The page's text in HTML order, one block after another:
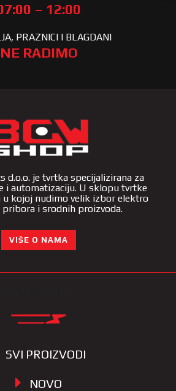
– 12:00
PRAZNICI I BLAGDANI
NE RADIMO
d.o.o. je tvrtka specijalizirana za
i automatizaciju. U sklopu tvrtke
u kojoj nudimo velik izbor elektro
pribora i srodnih proizvoda.
VIŠE O NAMA
SVI PROIZVODI
NOVO